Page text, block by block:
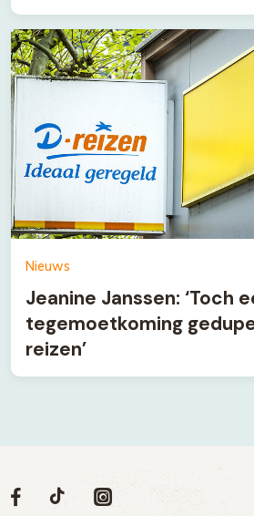
Nieuws
Jeanine Janssen: ‘Toch
tegemoetkoming
reizen’
Volg
Social
Volg
Volg
Volg